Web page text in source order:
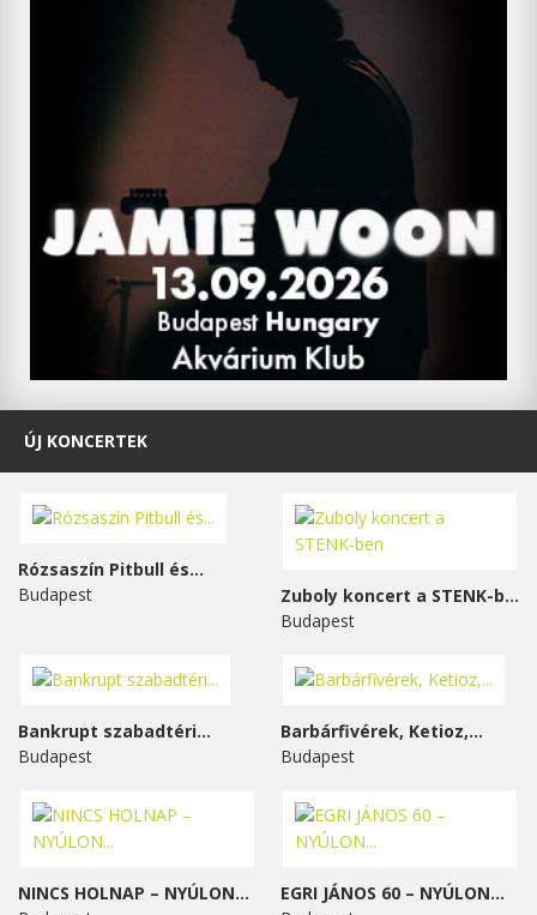
ÚJ KONCERTEK
Rózsaszín Pitbull és...
Budapest
Zuboly koncert a STENK-ben
Budapest
Bankrupt szabadtéri...
Budapest
Barbárfivérek, Ketioz,...
Budapest
NINCS HOLNAP – NYÚLON...
EGRI JÁNOS 60 – NYÚLON...